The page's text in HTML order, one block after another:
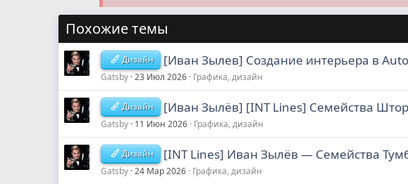
Похожие темы
Дизайн [Иван Зылев] Создание интерьера в
Gatsby 23 Июл 2026 Графика, дизайн
Дизайн [Иван Зылёв] [INT Lines] Семейства
Gatsby 11 Июн 2026 Графика, дизайн
Дизайн [INT Lines] Иван Зылёв ― Семейства
Gatsby 24 Мар 2026 Графика, дизайн